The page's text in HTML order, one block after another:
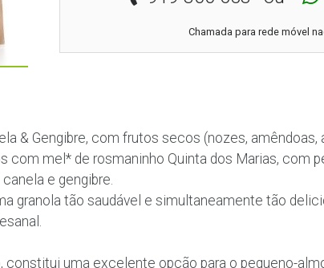
Chamada para rede móvel
& Gengibre, com frutos secos (nozes, amêndoas,
com mel* de rosmaninho Quinta dos Marias, com
e gengibre.
granola tão saudável e simultaneamente tão
uma excelente opção para o pequeno-